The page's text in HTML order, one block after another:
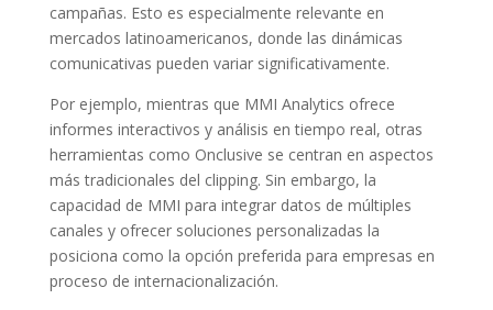
campañas. Esto es especialmente relevante en
mercados latinoamericanos, donde las dinámicas
comunicativas pueden variar significativamente.
Por ejemplo, mientras que MMI Analytics ofrece
informes interactivos y análisis en tiempo real, otras
herramientas como Onclusive se centran en aspectos
más tradicionales del clipping. Sin embargo, la
capacidad de MMI para integrar datos de múltiples
canales y ofrecer soluciones personalizadas la
posiciona como la opción preferida para empresas en
proceso de internacionalización.